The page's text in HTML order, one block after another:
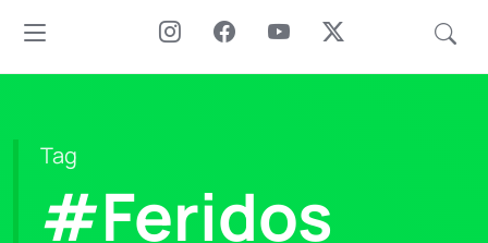
Tag
#Feridos